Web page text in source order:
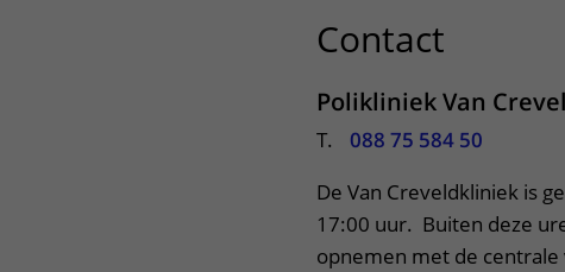
Contact
Polikliniek Van
T.
088 75 584 50
De Van Creveldkliniek is
17:00 uur.  Buiten deze
opnemen met de centrale